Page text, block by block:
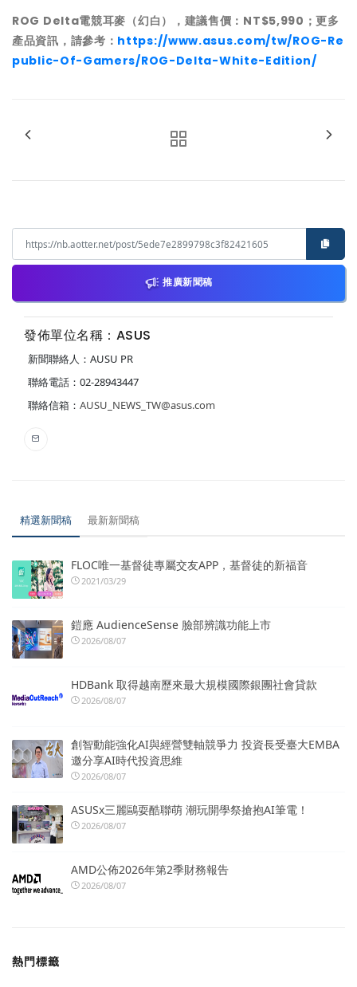
ROG Delta電競耳麥（幻白），建議售價：NT$5,990；更多
產品資訊，請參考： https://www.asus.com/tw/ROG-Re
public-Of-Gamers/ROG-Delta-White-Edition/
推廣新聞稿
發佈單位名稱：ASUS
新聞聯絡人：AUSU PR
聯絡電話：02-28943447
聯絡信箱： AUSU_NEWS_TW@asus.com
精選新聞稿 最新新聞稿
FLOC唯一基督徒專屬交友APP，基督徒的新福音
2021/03/29
鎧應 AudienceSense 臉部辨識功能上市
2026/08/07
HDBank 取得越南歷來最大規模國際銀團社會貸款
2026/08/07
創智動能強化AI與經營雙軸競爭力 投資長受臺大EMBA
邀分享AI時代投資思維
2026/08/07
ASUSx三麗鷗耍酷聯萌 潮玩開學祭搶抱AI筆電！
2026/08/07
AMD公佈2026年第2季財務報告
2026/08/07
熱門標籤